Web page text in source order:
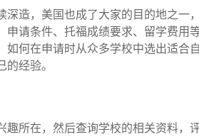
造，美国也成了大家的目的地之一
请条件、托福成绩要求、留学费用
何在申请时从众多学校中选出适合
经验。
所在，然后查询学校的相关资料，